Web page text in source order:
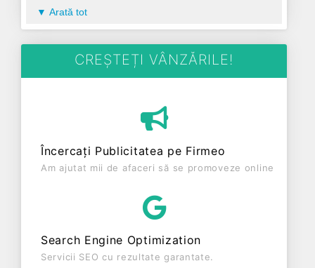
poziționat în zona de Centru a țării, în judetul
ALBA, compania aduce o contribuție semnificativă
fost fondată în anul 2020, având o vechime de 6
ani. Conform ultimului bilanț, societatea a
de 0 RON, gestionând operațiunile cu un număr
mediu de 0 de salariați pe ultimul an fiscal. FERMA
punct de vedere fiscal si are status: FUNCTIUNE.
Societatea nu este plătitoare de TVA.
Arată tot
CREȘTEȚI VÂNZĂRILE!
Încercați Publicitatea pe Firmeo
Am ajutat mii de afaceri să se promoveze online
Search Engine Optimization
Servicii SEO cu rezultate garantate.